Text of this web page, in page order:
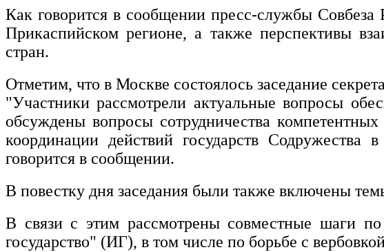
Как говорится в сообщении пресс-службы
Прикаспийском регионе, а также перспективы
стран.
Отметим, что в Москве состоялось заседание
"Участники рассмотрели актуальные вопросы
обсуждены вопросы сотрудничества
координации действий государств
говорится в сообщении.
В повестку дня заседания были также включены
В связи с этим рассмотрены совместные шаги по
государство" (ИГ), в том числе по борьбе с